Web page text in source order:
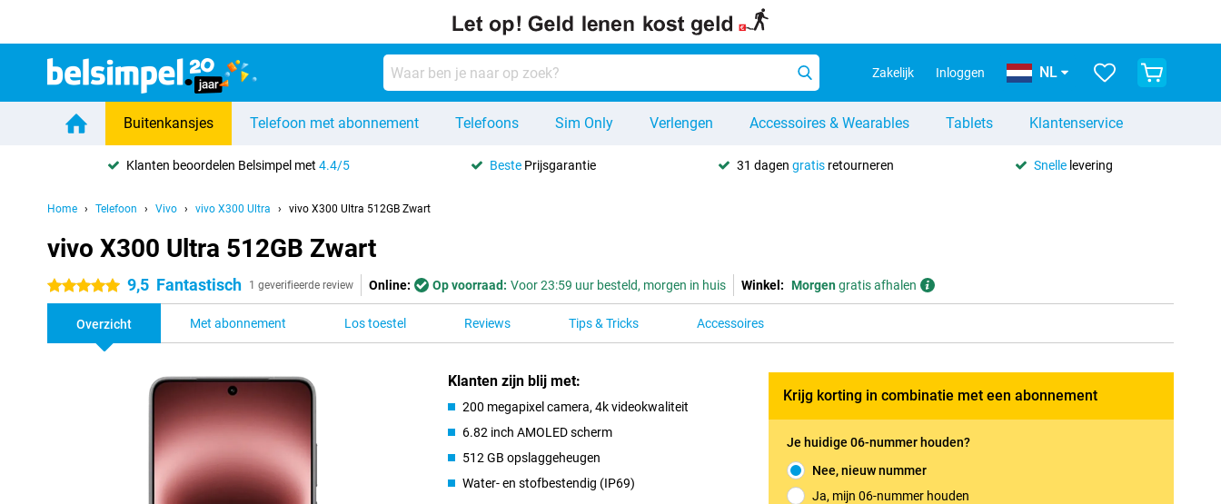
Zakelijk Inloggen NL
Buitenkansjes Telefoon met abonnement Telefoons Sim Only Verlengen Accessoires & Wearables Tablets Klantenservice
Klanten beoordelen Belsimpel met4.4/5 Beste Prijsgarantie 31 dagen gratisretourneren Snellelevering
Home Telefoon Vivo vivo X300 Ultra vivo X300 Ultra 512GB Zwart
vivo X300 Ultra 512GB Zwart
5 sterren 9,5 Fantastisch 1 geverifieerde review Online: Op voorraad: Voor 23:59 uur besteld, morgen in huis Winkel: Morgengratis afhalen
Overzicht Met abonnement Los toestel Reviews Tips & Tricks Accessoires
Klanten zijn blij met:
200 megapixel camera, 4k videokwaliteit
6.82 inch AMOLED scherm
512 GB opslaggeheugen
Water- en stofbestendig (IP69)
Krijg korting in combinatie met een abonnement
Je huidige 06-nummer houden?
Nee, nieuw nummer
Ja, mijn 06-nummer houden